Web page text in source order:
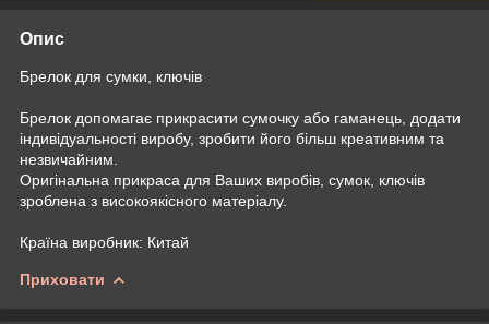
Опис
Брелок для сумки, ключів
Брелок допомагає прикрасити сумочку або гаманець, додати
індивідуальності виробу, зробити його більш креативним та
незвичайним.
Оригінальна прикраса для Ваших виробів, сумок, ключів
зроблена з високоякісного матеріалу.
Країна виробник: Китай
Приховати